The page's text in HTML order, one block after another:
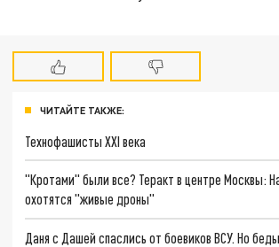
ЧИТАЙТЕ ТАКЖЕ:
Технофашисты XXI века
"Кротами" были все? Теракт в центре Москвы:
охотятся "живые дроны"
Даня с Дашей спаслись от боевиков ВСУ. Но